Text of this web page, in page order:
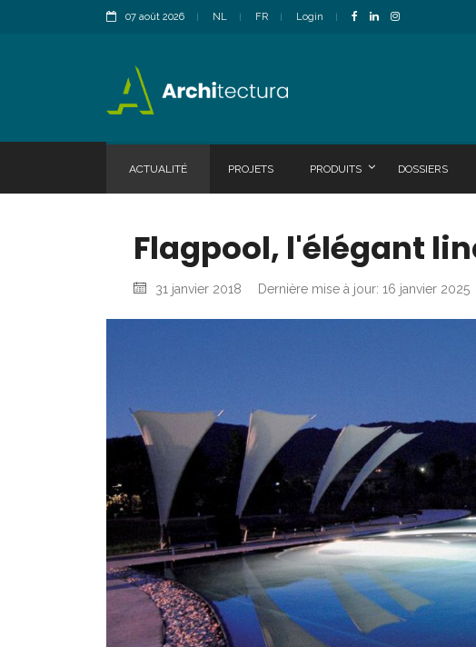
07 août 2026 NL FR Login
ACTUALITÉ PROJETS PRODUITS DOSSIERS
Flagpool, l'élégant
31 janvier 2018 Dernière mise à jour: 16 janvier 2025